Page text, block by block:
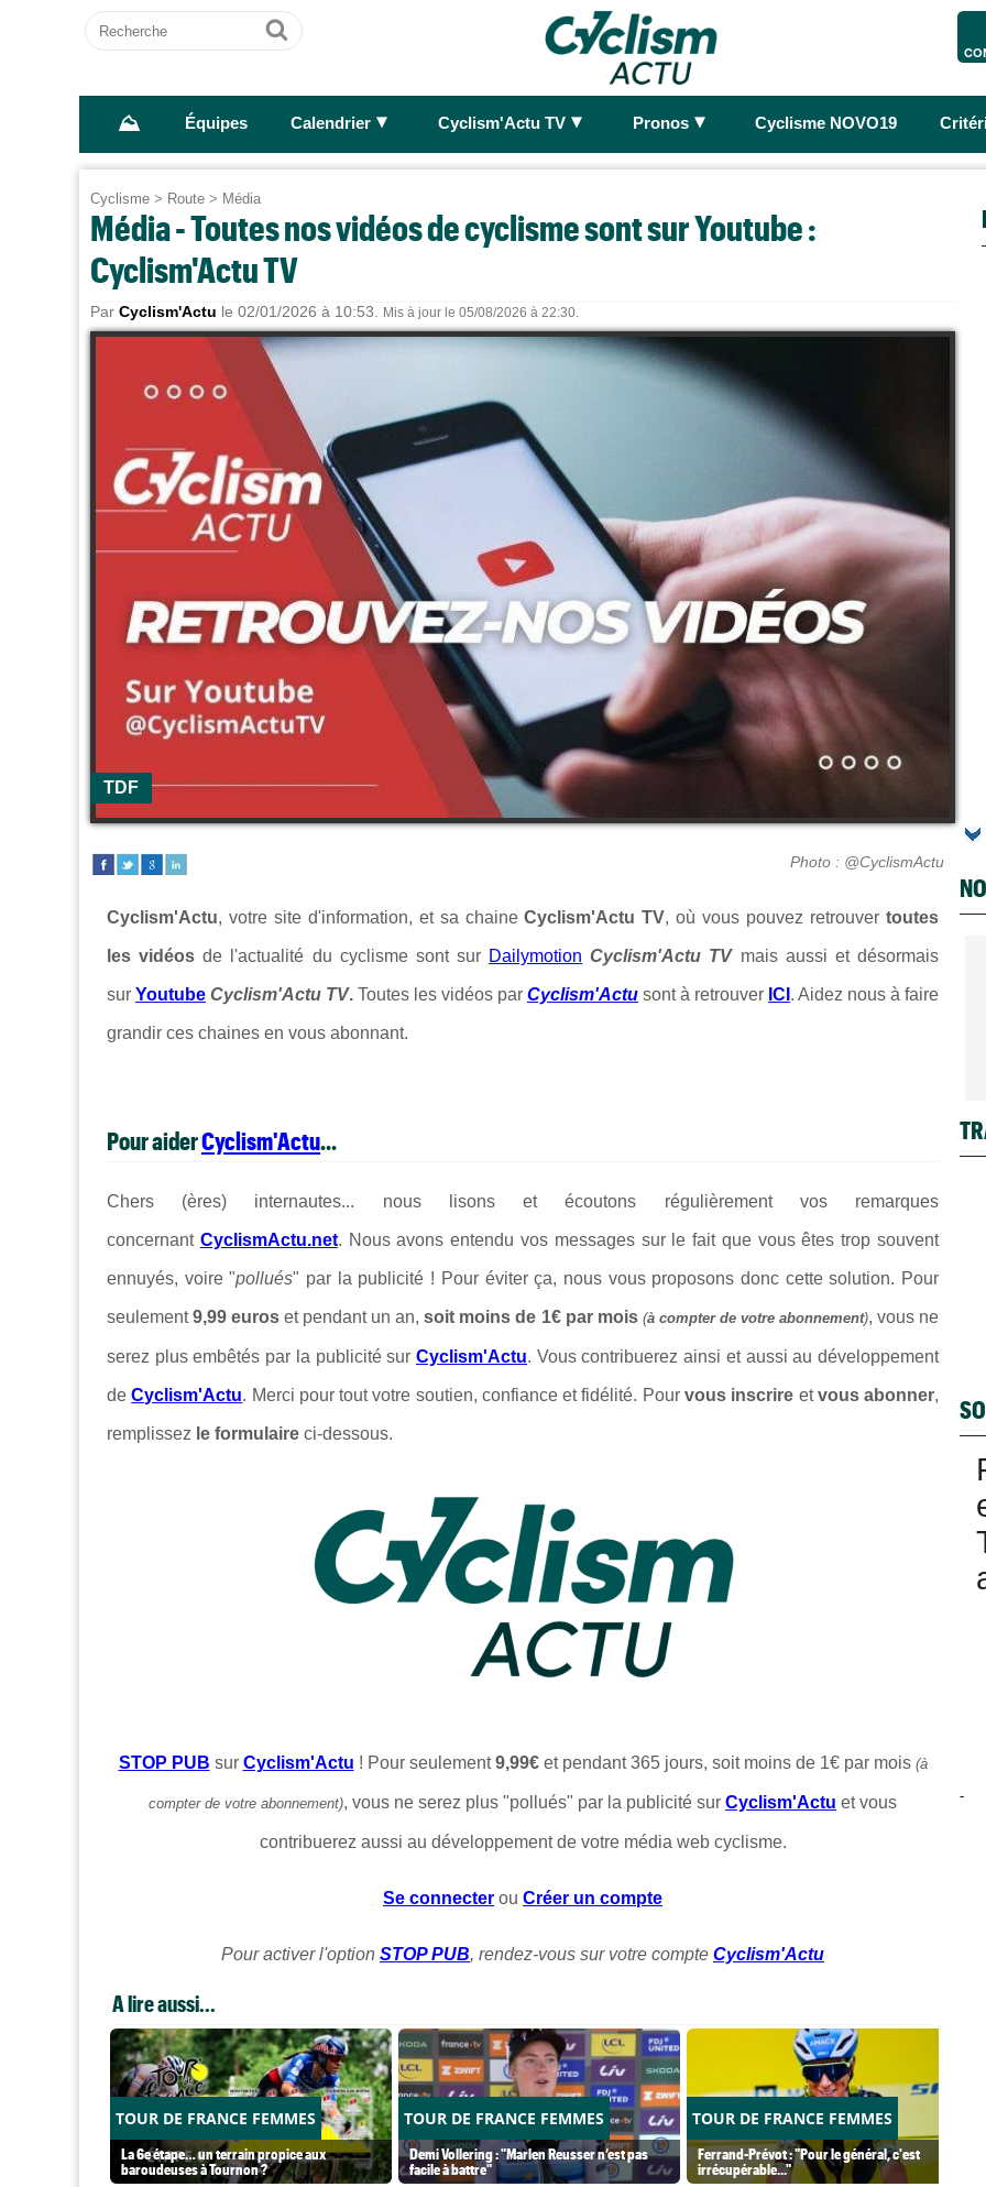
Recherche
Ok
⛰ Équipes Calendrier ► Cyclism'Actu TV ► Pronos ► Cyclisme NOVO19
Cyclisme > Route > Média
Média - Toutes nos vidéos de cyclisme sont sur Youtube :
Cyclism'Actu TV
Par Cyclism'Actu le 02/01/2026 à 10:53. Mis à jour le 05/08/2026 à 22:30.
TDF
Photo : @CyclismActu
Cyclism'Actu, votre site d'information, et sa chaineCyclism'Actu TV, où vous pouvez retrouvertoutes
les vidéosde l'actualité du cyclisme sont sur Dailymotion Cyclism'Actu TV mais aussi et désormais
sur Youtube Cyclism'Actu TV. Toutes les vidéos par Cyclism'Actu sont à retrouver ICI . Aidez nous à faire
grandir ces chaines en vous abonnant.
Pour aiderCyclism'Actu...
Chers (ères) internautes... nous lisons et écoutons régulièrement vos remarques
concernant CyclismActu.net. Nous avons entendu vos messages sur le fait que vous êtes trop souvent
ennuyés, voire "pollués" par la publicité ! Pour éviter ça, nous vous proposons donc cette solution. Pour
seulement9,99 euros et pendant un an,soit moins de 1€ par mois (à compter de votre abonnement), vous ne
serez plus embêtés par la publicité sur Cyclism'Actu. Vous contribuerez ainsi et aussi au développement
deCyclism'Actu. Merci pour tout votre soutien, confiance et fidélité. Pourvous inscrire etvous abonner,
remplissez le formulaire ci-dessous.
STOP PUB sur Cyclism'Actu ! Pour seulement9,99€et pendant 365 jours, soit moins de 1€ par mois (à
compter de votre abonnement), vous ne serez plus "pollués" par la publicité sur Cyclism'Actu et vous
contribuerez aussi au développement de votre média web cyclisme.
Se connecter ou Créer un compte
Pour activer l'option STOP PUB, rendez-vous sur votre compte Cyclism'Actu
A lire aussi...
TOUR DE FRANCE FEMMES
La 6e étape… un terrain propice aux
baroudeuses à Tournon ?
TOUR DE FRANCE FEMMES
Demi Vollering : "Marlen Reusser n’est pas
facile à battre"
TOUR DE FRANCE FEMMES
Ferrand-Prévot : "Pour le général, c'est
irrécupérable..."
-